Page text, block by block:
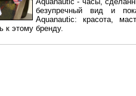
безупречный вид и
Aquanautiс: красота,
к этому бренду.